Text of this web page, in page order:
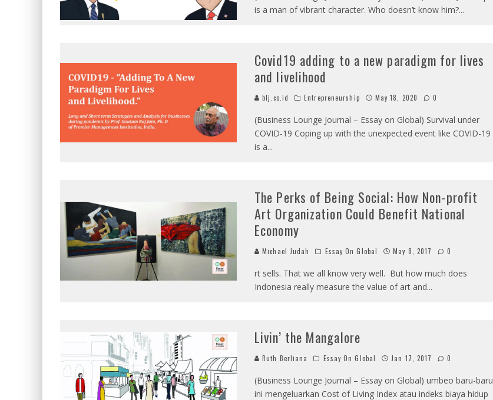
is a man of vibrant character. Who doesn’t know him?...
Covid19 adding to a new paradigm for lives
and livelihood
blj.co.id Entrepreneurship May 18, 2020 0
(Business Lounge Journal – Essay on Global) Survival under
COVID-19 Coping up with the unexpected event like COVID-19
is a...
The Perks of Being Social: How Non-profit
Art Organization Could Benefit National
Economy
Michael Judah Essay On Global May 8, 2017 0
rt sells. That we all know very well. But how much does
Indonesia really measure the value of art and...
Livin’ the Mangalore
Ruth Berliana Essay On Global Jan 17, 2017 0
(Business Lounge Journal – Essay on Global) umbeo baru-baru
ini mengeluarkan Cost of Living Index atau indeks biaya hidup